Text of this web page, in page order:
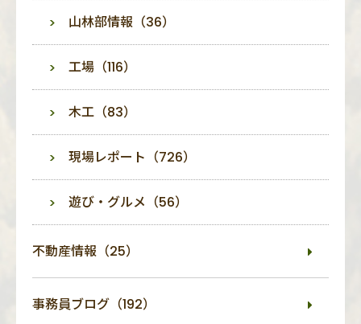
山林部情報（36）
工場（116）
木工（83）
現場レポート（726）
遊び・グルメ（56）
不動産情報（25）
事務員ブログ（192）